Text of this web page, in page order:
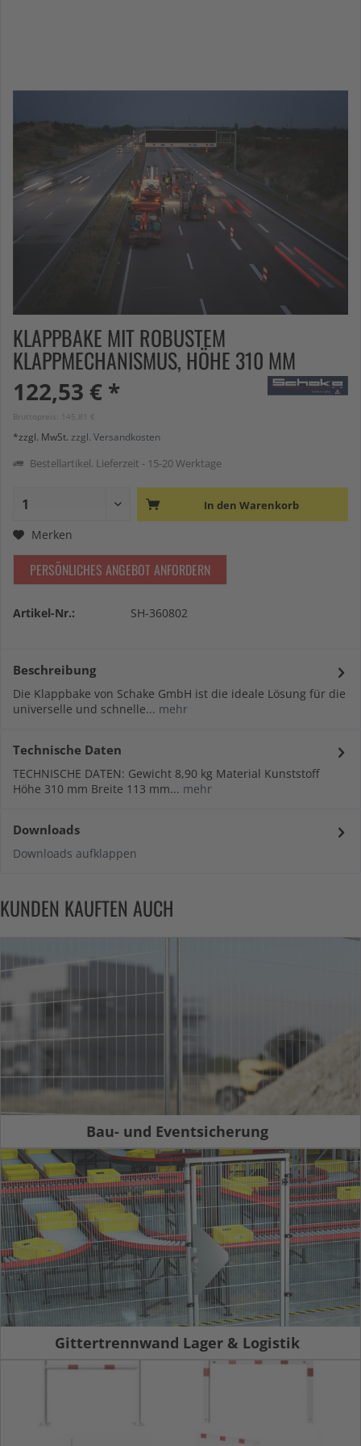
KLAPPBAKE MIT ROBUSTEM
KLAPPMECHANISMUS, HÖHE 310 MM
122,53 € *
Bruttopreis: 145,81 €
*zzgl. MwSt. zzgl. Versandkosten
Bestellartikel. Lieferzeit - 15-20 Werktage
In den Warenkorb
Merken
PERSÖNLICHES ANGEBOT ANFORDERN
Artikel-Nr.: SH-360802
Beschreibung
Die Klappbake von Schake GmbH ist die ideale Lösung für die
universelle und schnelle... mehr
Technische Daten
TECHNISCHE DATEN: Gewicht 8,90 kg Material Kunststoff
Höhe 310 mm Breite 113 mm... mehr
Downloads
Downloads aufklappen
KUNDEN KAUFTEN AUCH
Bau- und Eventsicherung
Gittertrennwand Lager & Logistik